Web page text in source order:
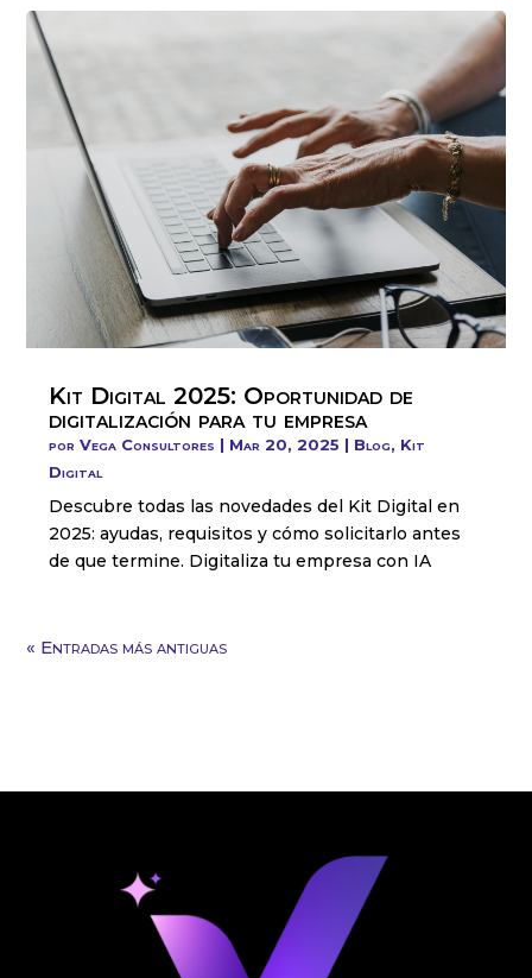
Kit Digital 2025: Oportunidad de
digitalización para tu empresa
porVega Consultores | Mar 20, 2025 | Blog, Kit
Digital
Descubre todas las novedades del Kit Digital en
2025: ayudas, requisitos y cómo solicitarlo antes
de que termine. Digitaliza tu empresa con IA
« Entradas más antiguas